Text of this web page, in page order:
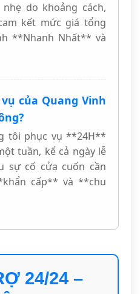
do khoảng cách,
kết mức giá tổng
**Nhanh Nhất** và
của Quang Vinh
tôi phục vụ **24H**
tuần, kể cả ngày lễ
sự cố cửa cuốn cần
cấp** và **chu
24/24 –